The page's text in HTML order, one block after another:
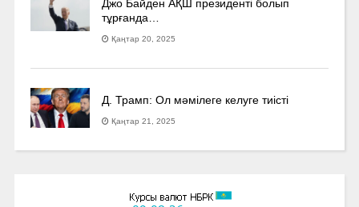
Джо Байден АҚШ президенті болып
тұрғанда…
Қаңтар 20, 2025
Д. Трамп: Ол мәмілеге келуге тиісті
Қаңтар 21, 2025